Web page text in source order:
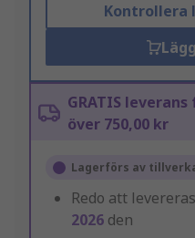
Kontrollera
GRATIS
över 750,00 kr
Lagerförs av
Redo att
2026 den